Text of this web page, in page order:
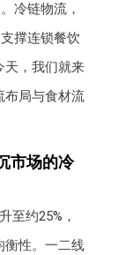
冷链物流，
撑连锁餐饮
天，我们就来
布局与食材流
市场的冷
至约25%，
衡性。一二线